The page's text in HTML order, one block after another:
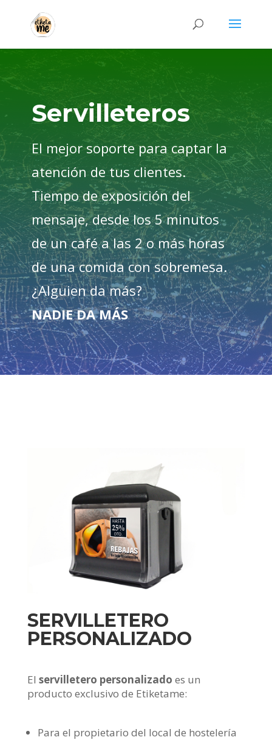
Servilleteros
El mejor soporte para captar la
atención de tus clientes.
Tiempo de exposición del
mensaje, desde los 5 minutos
de un café a las 2 o más horas
de una comida con sobremesa.
¿Alguien da más?
NADIE DA MÁS
SERVILLETERO
PERSONALIZADO
El servilletero personalizado es un
producto exclusivo de Etiketame:
Para el propietario del local de hostelería